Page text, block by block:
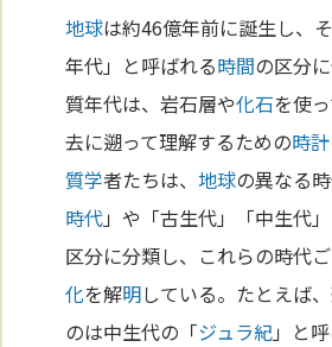
地球は約46億年前に誕生し、
年代」と呼ばれる時間の区分
質年代は、岩石層や化石を使
去に遡って理解するための時計
質学者たちは、地球の異なる
時代」や「古生代」「中生代
区分に分類し、これらの時代
化を解明している。たとえば
のは中生代の「ジュラ紀」と